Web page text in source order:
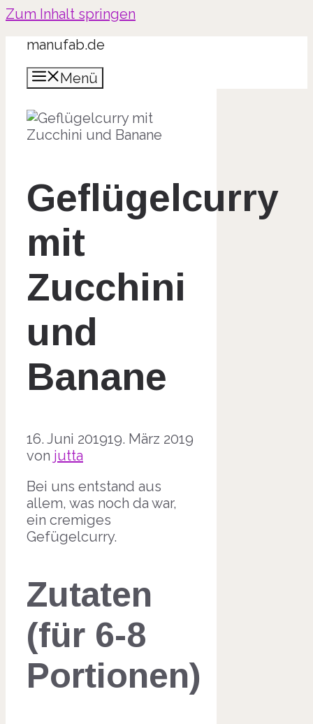
Zum Inhalt springen
manufab.de
Menü
Geflügelcurry
mit
Zucchini
und
Banane
16. Juni 201919. März 2019
von jutta
Bei uns entstand aus
allem, was noch da war,
ein cremiges
Gefügelcurry.
Zutaten
(für 6-8
Portionen)